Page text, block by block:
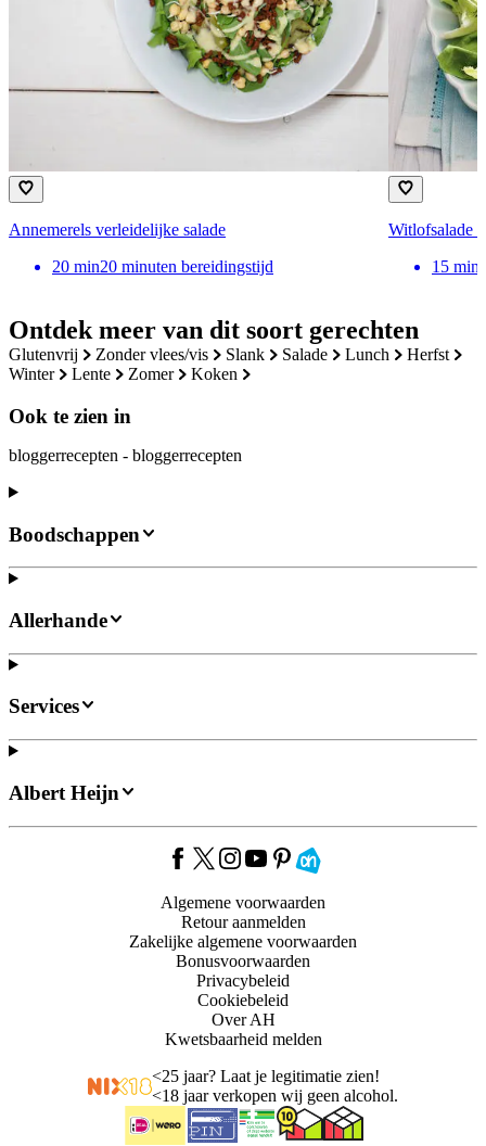
Ontdek meer van dit soort gerechten
glutenvrij zonder vlees/vis slank salade lunch
herfst
winter
lente zomer koken
Ook te zien in
bloggerrecepten - bloggerrecepten
Annemerels verleidelijke salade
20 min20 minuten bereidingstijd
Witlofsalade
15 min
Boodschappen
Allerhande
Services
Albert Heijn
Algemene voorwaarden
Retour aanmelden
Zakelijke algemene voorwaarden
Bonusvoorwaarden
Privacybeleid
Cookiebeleid
Over AH
Kwetsbaarheid melden
<25 jaar? Laat je legitimatie zien!
<18 jaar verkopen wij geen alcohol.